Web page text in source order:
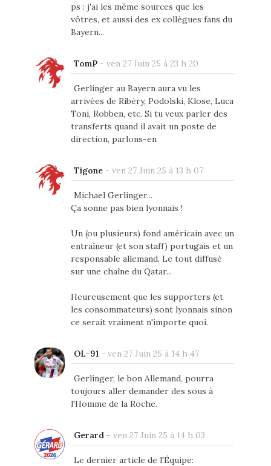
ps : j'ai les même sources que les
vôtres, et aussi des ex collègues fans du
Bayern...
TomP- ven 27 Juin 25 à 23 h 20
Gerlinger au Bayern aura vu les
arrivées de Ribéry, Podolski, Klose, Luca
Toni, Robben, etc. Si tu veux parler des
transferts quand il avait un poste de
direction, parlons-en
Tigone- ven 27 Juin 25 à 13 h 07
Michael Gerlinger...
Ça sonne pas bien lyonnais !
Un (ou plusieurs) fond américain avec un
entraîneur (et son staff) portugais et un
responsable allemand. Le tout diffusé
sur une chaîne du Qatar...
Heureusement que les supporters (et
les consommateurs) sont lyonnais sinon
ce serait vraiment n'importe quoi.
OL-91 - ven 27 Juin 25 à 14 h 47
Gerlinger, le bon Allemand, pourra
toujours aller demander des sous à
l'Homme de la Roche.
Gerard - ven 27 Juin 25 à 14 h 03
Le dernier article de l'Équipe: